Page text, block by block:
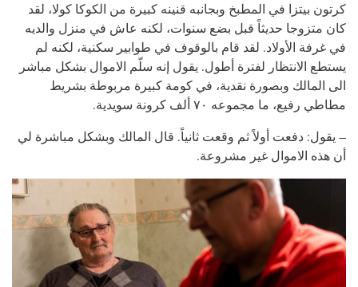
كرتون بيتزا في المطبخ وبجانبه قنينه كبيرة من الكوكا كولا، لقد
كان متزوجا حديثاً قبل بضع سنوات، لكنه عاش في منزل والديه
في غرفة الأولاد. لقد قام بالوقوف في طوابير سكنية، لكنه لم
يستطع الانتظار لفترة أطول. يقول إنه سلّم الاموال بشكل مباشر
الى المالك وبصورة نقدية، في كومة كبيرة مربوطة بشريط
مطاطي رفيع، ما مجموعه ٧٠ ألف كرونة سويدية.
– يقول: دفعت أولاً ثم وقعت ثانياً. قال المالك وبشكل مباشرة لي
أن هذه الاموال غير مشروعة.